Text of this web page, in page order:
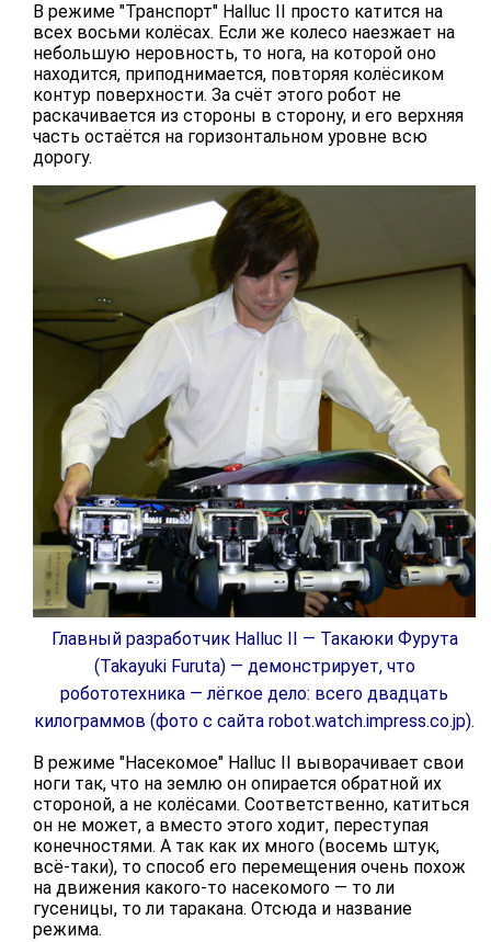
В режиме "Транспорт" Halluc II просто катится на
всех восьми колёсах. Если же колесо наезжает на
небольшую неровность, то нога, на которой оно
находится, приподнимается, повторяя колёсиком
контур поверхности. За счёт этого робот не
раскачивается из стороны в сторону, и его верхняя
часть остаётся на горизонтальном уровне всю
дорогу.
Главный разработчик Halluc II — Такаюки Фурута
(Takayuki Furuta) — демонстрирует, что
робототехника — лёгкое дело: всего двадцать
килограммов (фото с сайта robot.watch.impress.co.jp).
В режиме "Насекомое" Halluc II выворачивает свои
ноги так, что на землю он опирается обратной их
стороной, а не колёсами. Соответственно, катиться
он не может, а вместо этого ходит, переступая
конечностями. А так как их много (восемь штук,
всё-таки), то способ его перемещения очень похож
на движения какого-то насекомого — то ли
гусеницы, то ли таракана. Отсюда и название
режима.